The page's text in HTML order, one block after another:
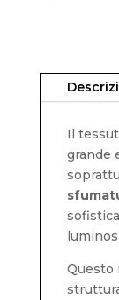
Il
grande
Questo